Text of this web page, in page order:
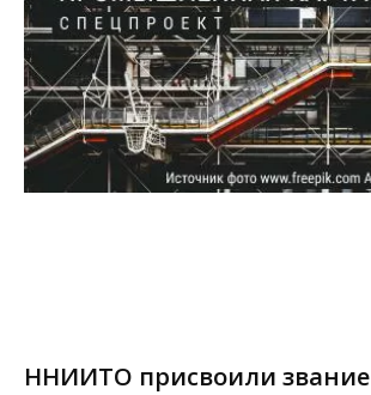
ННИИТО присвоили звание